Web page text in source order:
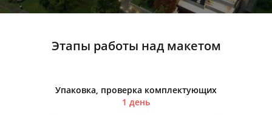
Этапы работы над макетом
Доставка
1 день